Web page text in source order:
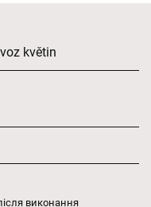
květin
виконання